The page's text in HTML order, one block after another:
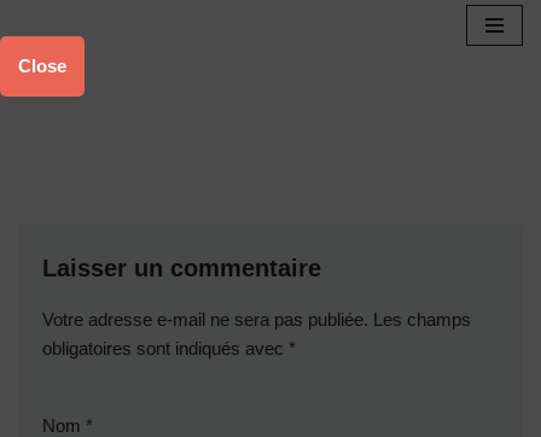
Aller
au
Laisser un commentaire
Votre adresse e-mail ne sera pas publiée. Les champs
obligatoires sont indiqués avec *
Nom *
Close